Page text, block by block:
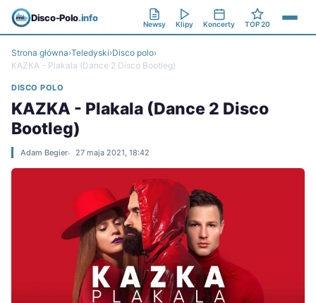
Disco-Polo.info
Newsy Klipy Koncerty TOP 20
Strona główna›Teledyski›Disco polo›
KAZKA - Plakala (Dance 2 Disco Bootleg)
DISCO POLO
KAZKA - Plakala (Dance 2 Disco
Bootleg)
Adam Begier 27 maja 2021, 18:42